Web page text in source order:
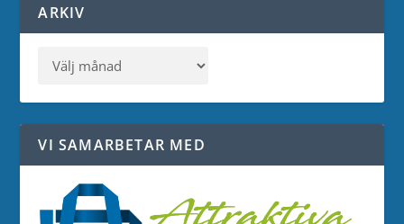
ARKIV
VI SAMARBETAR MED